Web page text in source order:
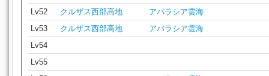
Lv52
クルザス西部高地
アバラシア雲海
Lv53
クルザス西部高地
アバラシア雲海
Lv54
Lv55